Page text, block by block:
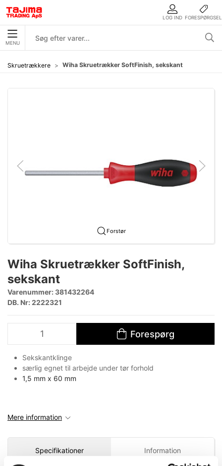
LOG IND FORESPØRGSEL
MENU
Skruetrækkere Wiha Skruetrækker SoftFinish, sekskant
Forstør
Wiha Skruetrækker SoftFinish,
sekskant
Varenummer: 381432264
DB. Nr: 2222321
Forespørg
Sekskantklinge
særlig egnet til arbejde under tør forhold
1,5 mm x 60 mm
Mere information
Specifikationer Information